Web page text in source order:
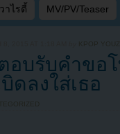
าไรตี้ MV/PV/Teaser
KPOP
อบรับคำขอ
บิดลงใส่เธอ